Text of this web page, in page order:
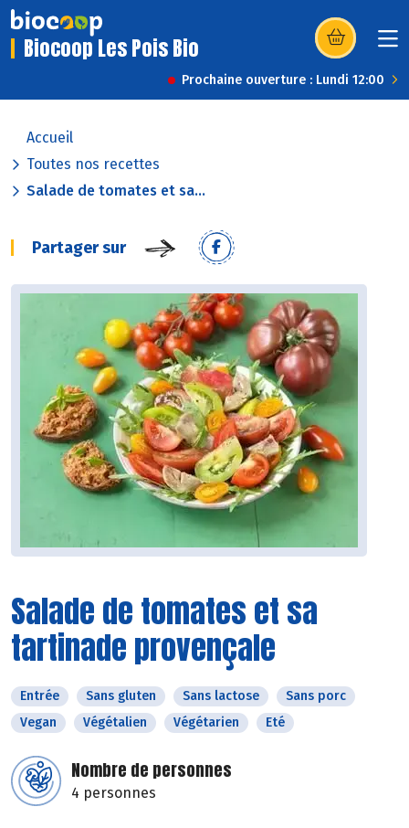
Biocoop Les Pois Bio (s’ouvre dans
Prochaine ouverture : Lundi 12:00
Accueil
Toutes nos recettes
Salade de tomates et sa...
Partager sur
Salade de tomates et sa
tartinade provençale
Entrée Sans gluten Sans lactose
Sans porc
Vegan
Végétalien Végétarien Eté
Nombre de personnes
4 personnes